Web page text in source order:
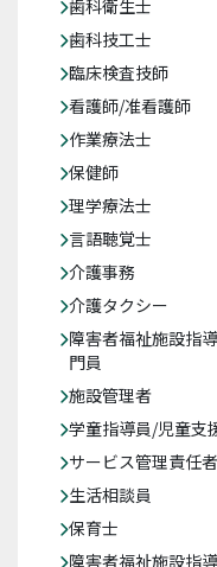
歯科衛生士
歯科技工士
臨床検査技師
看護師/准看護師
作業療法士
保健師
理学療法士
言語聴覚士
介護事務
介護タクシー
障害者福祉施設指
門員
施設管理者
学童指導員/児童支
サービス管理責任者
生活相談員
保育士
障害者福祉施設指